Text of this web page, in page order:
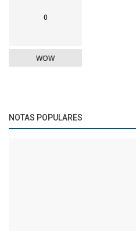
0
WOW
NOTAS POPULARES